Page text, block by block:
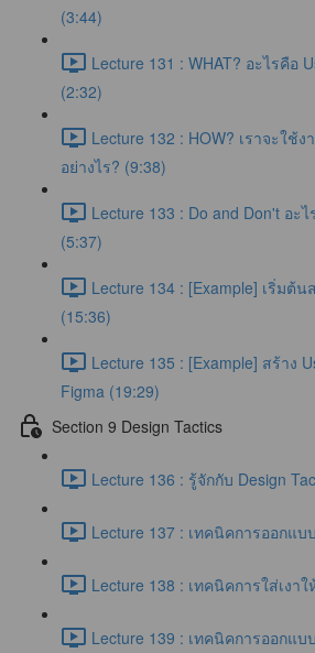
(3:44)
Lecture 131 : WHAT? อะไรคือ
(2:32)
Lecture 132 : HOW? เราจะใช้
อย่างไร? (9:38)
Lecture 133 : Do and Don't อะ
(5:37)
Lecture 134 : [Example] เริ่มต้น
(15:36)
Lecture 135 : [Example] สร้าง
Figma (19:29)
Section 9 Design Tactics
Lecture 136 : รู้จักกับ Design
Lecture 137 : เทคนิคการออกแบ
Lecture 138 : เทคนิคการใส่เงา
Lecture 139 : เทคนิคการออกแบ